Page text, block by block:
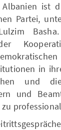
ist
Partei,
in
und
und